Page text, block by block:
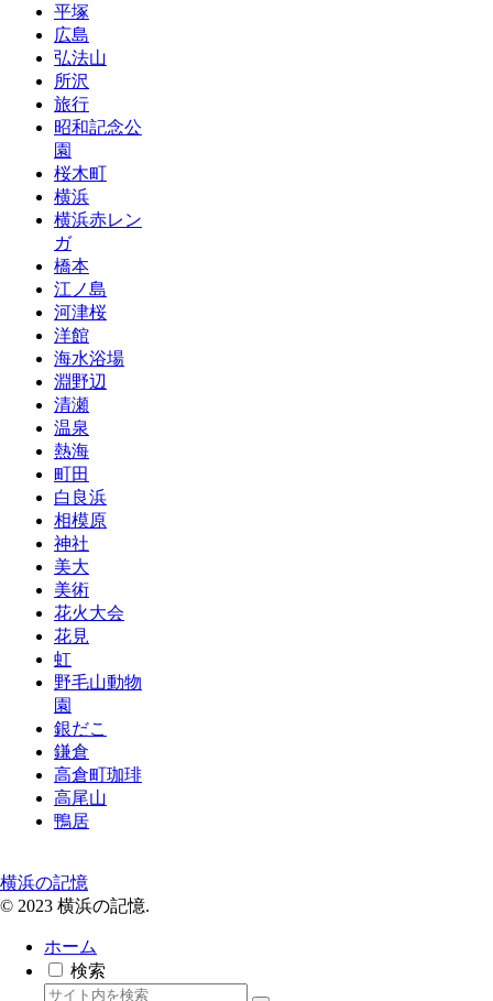
平塚
広島
弘法山
所沢
旅行
昭和記念公
園
桜木町
横浜
横浜赤レン
ガ
橋本
江ノ島
河津桜
洋館
海水浴場
淵野辺
清瀬
温泉
熱海
町田
白良浜
相模原
神社
美大
美術
花火大会
花見
虹
野毛山動物
園
銀だこ
鎌倉
高倉町珈琲
高尾山
鴨居
横浜の記憶
© 2023 横浜の記憶.
ホーム
検索